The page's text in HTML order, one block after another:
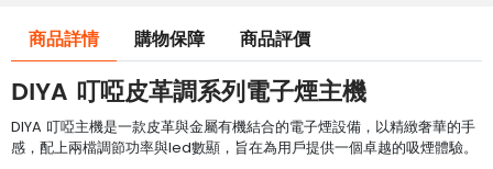
商品詳情 購物保障 商品評價
DIYA 叮啞皮革調系列電子煙主機
DIYA 叮啞主機是一款皮革與金屬有機結合的電子煙設備，以精緻奢華的手
感，配上兩檔調節功率與led數顯，旨在為用戶提供一個卓越的吸煙體驗。